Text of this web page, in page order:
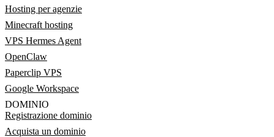
Hosting per agenzie
Minecraft hosting
VPS Hermes Agent
OpenClaw
Paperclip VPS
Google Workspace
DOMINIO
Registrazione dominio
Acquista un dominio